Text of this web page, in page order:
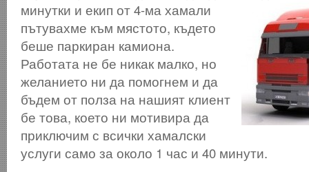
минутки и екип от 4-ма хамали
пътувахме към мястото, където
беше паркиран камиона.
Работата не бе никак малко, но
желанието ни да помогнем и да
бъдем от полза на нашият клиент
бе това, което ни мотивира да
приключим с всички хамалски
услуги само за около 1 час и 40 минути.